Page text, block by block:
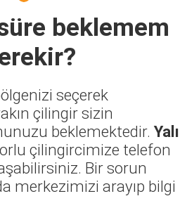
beklemem
seçerek
çilingir sizin
beklemektedir. Yalı
çilingircimize telefon
Bir sorun
merkezimizi arayıp bilgi